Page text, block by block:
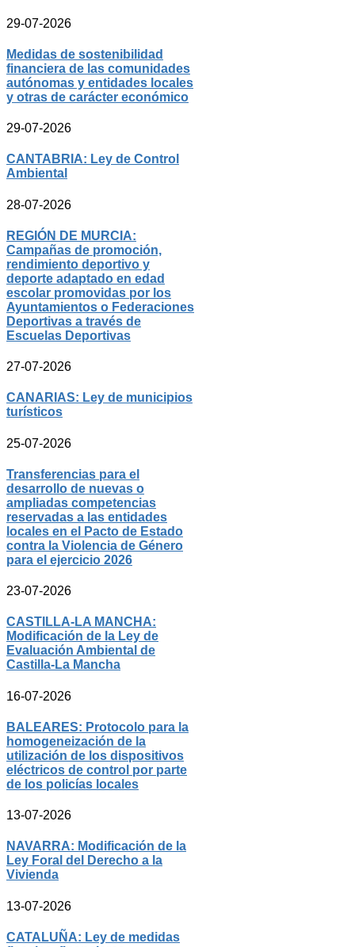
29-07-2026
Medidas de sostenibilidad
financiera de las comunidades
autónomas y entidades locales
y otras de carácter económico
29-07-2026
CANTABRIA: Ley de Control
Ambiental
28-07-2026
REGIÓN DE MURCIA:
Campañas de promoción,
rendimiento deportivo y
deporte adaptado en edad
escolar promovidas por los
Ayuntamientos o Federaciones
Deportivas a través de
Escuelas Deportivas
27-07-2026
CANARIAS: Ley de municipios
turísticos
25-07-2026
Transferencias para el
desarrollo de nuevas o
ampliadas competencias
reservadas a las entidades
locales en el Pacto de Estado
contra la Violencia de Género
para el ejercicio 2026
23-07-2026
CASTILLA-LA MANCHA:
Modificación de la Ley de
Evaluación Ambiental de
Castilla-La Mancha
16-07-2026
BALEARES: Protocolo para la
homogeneización de la
utilización de los dispositivos
eléctricos de control por parte
de los policías locales
13-07-2026
NAVARRA: Modificación de la
Ley Foral del Derecho a la
Vivienda
13-07-2026
CATALUÑA: Ley de medidas